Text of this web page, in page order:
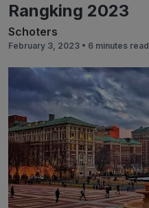
Rangking 2023
Schoters
February 3, 2023 • 6 minutes read